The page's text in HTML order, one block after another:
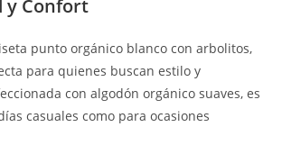
y Confort
punto orgánico blanco con arbolitos,
para quienes buscan estilo y
con algodón orgánico suaves, es
casuales como para ocasiones